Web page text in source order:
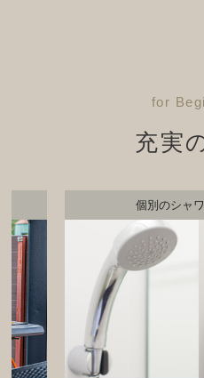
for
充実
全客室エ